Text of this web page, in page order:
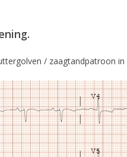
/ zaagtandpatroon in